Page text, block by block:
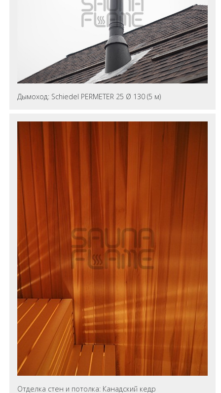
Дымоход: Schiedel PERMETER 25 Ø 130 (5 м)
Отделка стен и потолка: Канадский кедр